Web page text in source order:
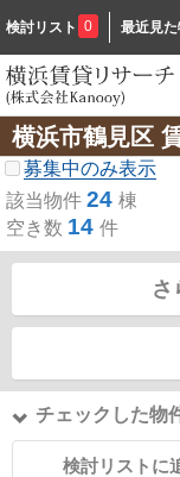
検討リスト 0 最近見
横浜市鶴見区
募集中のみ表示
該当物件 24 棟
空き数 14 件
さ
チェックした物
検討リストに